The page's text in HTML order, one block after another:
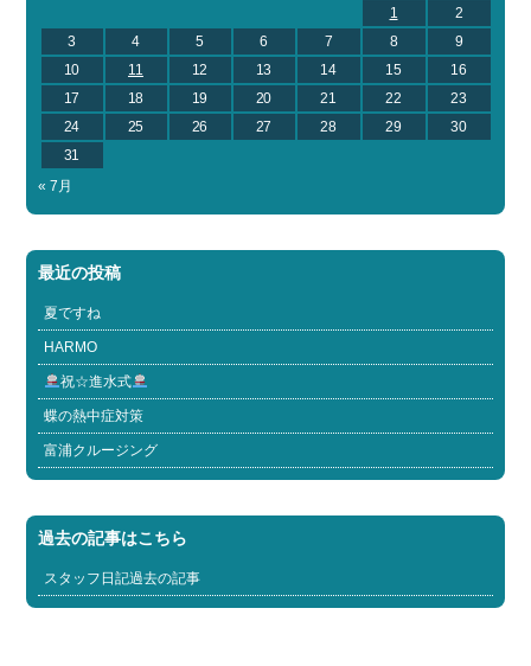
1
2
3
4 5 6 7 8
9
10
11 12 13 14 15
16
17
18 19 20 21 22
23
24
25 26 27 28 29
30
31
« 7月
最近の投稿
夏ですね
HARMO
祝☆進水式
蝶の熱中症対策
富浦クルージング
過去の記事はこちら
スタッフ日記過去の記事